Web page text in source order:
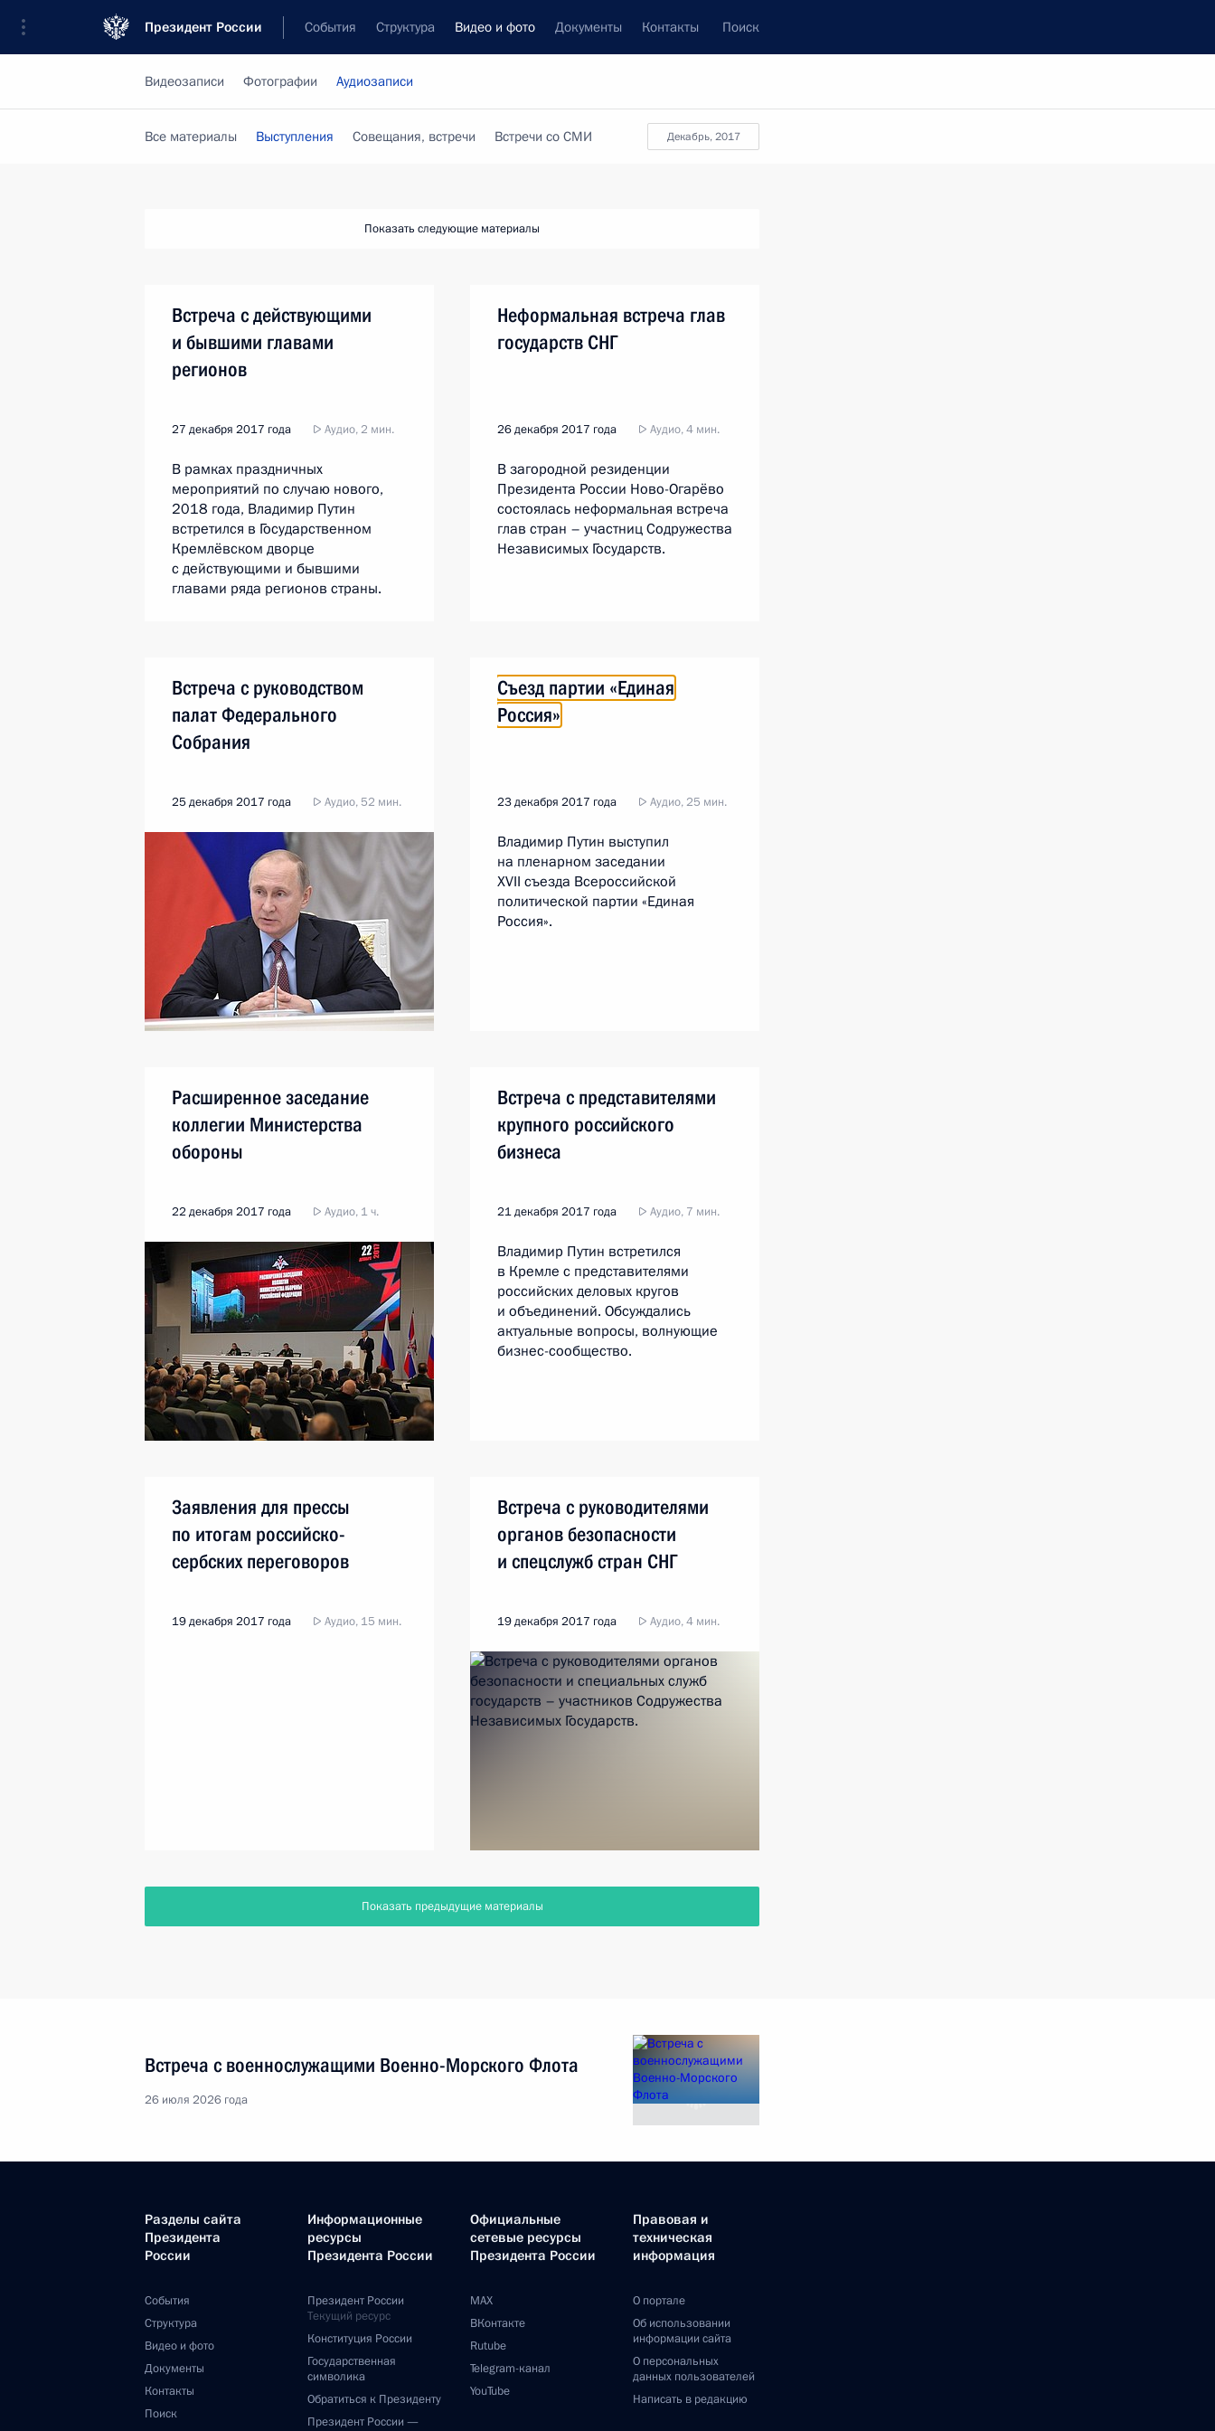
Президент России События Структура Видео и фото Документы Контакты Поиск
Видеозаписи Фотографии Аудиозаписи
декабрь, 2017
Все материалы Выступления Совещания, встречи Встречи со СМИ
Показать следующие материалы
Встреча с действующими
и бывшими главами
регионов
27 декабря 2017 года Аудио, 2 мин.
В рамках праздничных
мероприятий по случаю нового,
2018 года, Владимир Путин
встретился в Государственном
Кремлёвском дворце
с действующими и бывшими
главами ряда регионов страны.
Неформальная встреча глав
государств СНГ
26 декабря 2017 года Аудио, 4 мин.
В загородной резиденции
Президента России Ново-Огарёво
состоялась неформальная встреча
глав стран – участниц Содружества
Независимых Государств.
Встреча с руководством
палат Федерального
Собрания
25 декабря 2017 года Аудио, 52 мин.
Съезд партии «Единая
Россия»
23 декабря 2017 года Аудио, 25 мин.
Владимир Путин выступил
на пленарном заседании
XVII съезда Всероссийской
политической партии «Единая
Россия».
Расширенное заседание
коллегии Министерства
обороны
22 декабря 2017 года Аудио, 1 ч.
Встреча с представителями
крупного российского
бизнеса
21 декабря 2017 года Аудио, 7 мин.
Владимир Путин встретился
в Кремле с представителями
российских деловых кругов
и объединений. Обсуждались
актуальные вопросы, волнующие
бизнес-сообщество.
Заявления для прессы
по итогам российско-
сербских переговоров
19 декабря 2017 года Аудио, 15 мин.
Встреча с руководителями
органов безопасности
и спецслужб стран СНГ
19 декабря 2017 года Аудио, 4 мин.
Показать предыдущие материалы
Встреча с военнослужащими Военно-Морского Флота
26 июля 2026 года
Разделы сайта
Президента
России
События
Структура
Видео и фото
Документы
Контакты
Поиск
Информационные
ресурсы
Президента России
Президент России
Текущий ресурс
Конституция России
Государственная
символика
Обратиться к Президенту
Президент России —
Официальные
сетевые ресурсы
Президента России
MAX
ВКонтакте
Rutube
Telegram-канал
YouTube
Правовая и
техническая
информация
О портале
Об использовании
информации сайта
О персональных
данных пользователей
Написать в редакцию